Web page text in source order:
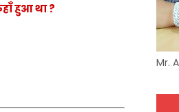
हुआ था ?
Mr.